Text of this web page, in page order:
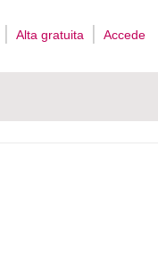
Alta gratuita Accede